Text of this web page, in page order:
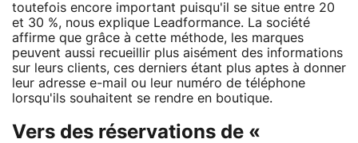
toutefois encore important puisqu'il se situe entre 20
et 30 %, nous explique Leadformance. La société
affirme que grâce à cette méthode, les marques
peuvent aussi recueillir plus aisément des informations
sur leurs clients, ces derniers étant plus aptes à donner
leur adresse e-mail ou leur numéro de téléphone
lorsqu'ils souhaitent se rendre en boutique.
Vers des réservations de «